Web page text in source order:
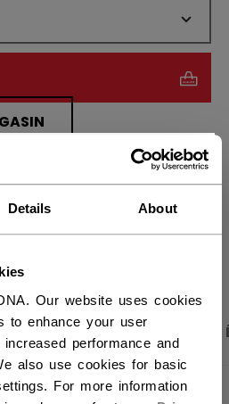
Details About
Our website uses cookies
to enhance your user
performance and
also use cookies for basic
For more information
expédier des
États-Unis ?
CARACTÉRISTIQUES